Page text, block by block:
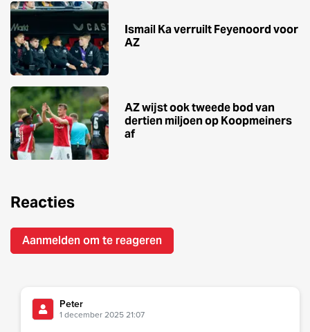
Ismail Ka verruilt Feyenoord voor
AZ
AZ wijst ook tweede bod van
dertien miljoen op Koopmeiners
af
Reacties
Aanmelden om te reageren
Peter
1 december 2025 21:07